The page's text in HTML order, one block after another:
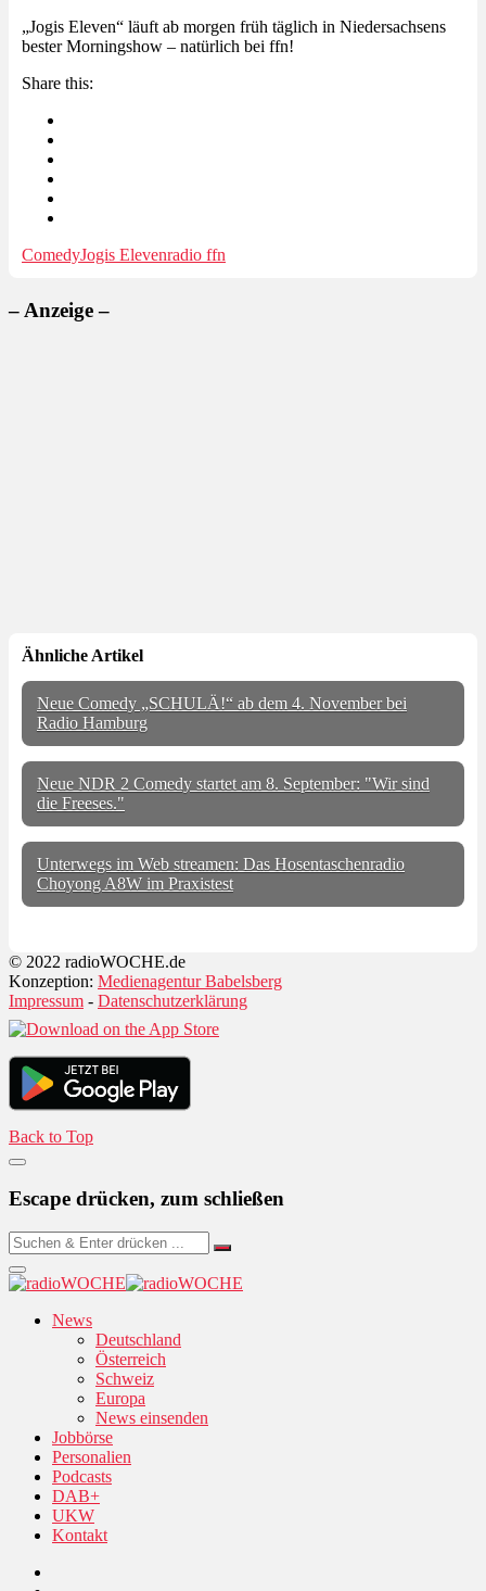
„Jogis Eleven“ läuft ab morgen früh täglich in Niedersachsens
bester Morningshow – natürlich bei ffn!
Share this:
ComedyJogis Elevenradio ffn
– Anzeige –
Ähnliche Artikel
Neue Comedy „SCHULÄ!“ ab dem 4. November bei
Radio Hamburg
Neue NDR 2 Comedy startet am 8. September: "Wir sind
die Freeses."
Unterwegs im Web streamen: Das Hosentaschenradio
Choyong A8W im Praxistest
© 2022 radioWOCHE.de
Konzeption: Medienagentur Babelsberg
Impressum - Datenschutzerklärung
Back to Top
Escape drücken, zum schließen
News
Deutschland
Österreich
Schweiz
Europa
News einsenden
Jobbörse
Personalien
Podcasts
DAB+
UKW
Kontakt